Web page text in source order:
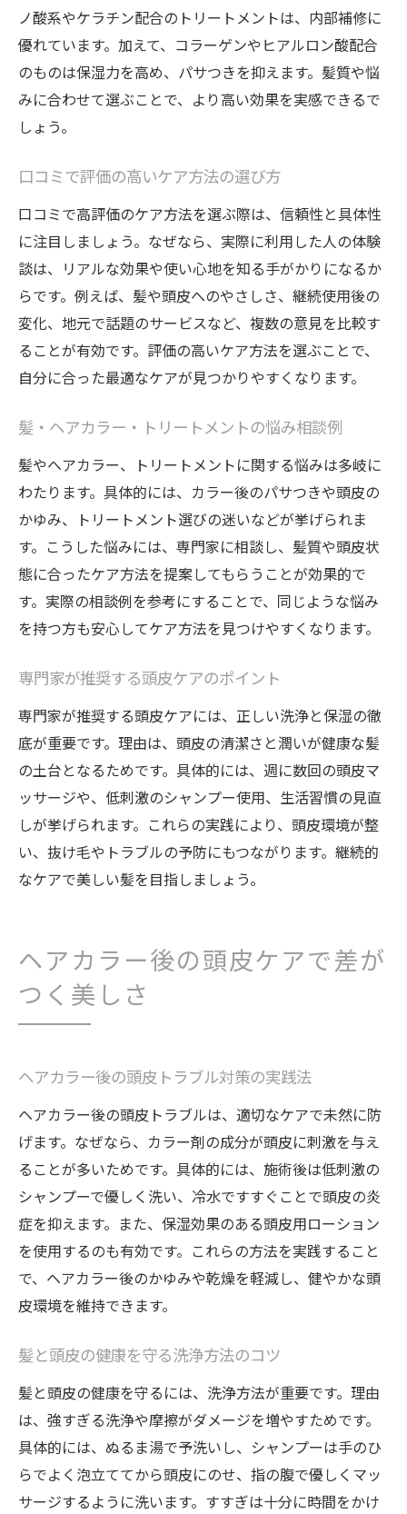
ノ酸系やケラチン配合のトリートメントは、内部補修に
優れています。加えて、コラーゲンやヒアルロン酸配合
のものは保湿力を高め、パサつきを抑えます。髪質や悩
みに合わせて選ぶことで、より高い効果を実感できるで
しょう。
口コミで評価の高いケア方法の選び方
口コミで高評価のケア方法を選ぶ際は、信頼性と具体性
に注目しましょう。なぜなら、実際に利用した人の体験
談は、リアルな効果や使い心地を知る手がかりになるか
らです。例えば、髪や頭皮へのやさしさ、継続使用後の
変化、地元で話題のサービスなど、複数の意見を比較す
ることが有効です。評価の高いケア方法を選ぶことで、
自分に合った最適なケアが見つかりやすくなります。
髪・ヘアカラー・トリートメントの悩み相談例
髪やヘアカラー、トリートメントに関する悩みは多岐に
わたります。具体的には、カラー後のパサつきや頭皮の
かゆみ、トリートメント選びの迷いなどが挙げられま
す。こうした悩みには、専門家に相談し、髪質や頭皮状
態に合ったケア方法を提案してもらうことが効果的で
す。実際の相談例を参考にすることで、同じような悩み
を持つ方も安心してケア方法を見つけやすくなります。
専門家が推奨する頭皮ケアのポイント
専門家が推奨する頭皮ケアには、正しい洗浄と保湿の徹
底が重要です。理由は、頭皮の清潔さと潤いが健康な髪
の土台となるためです。具体的には、週に数回の頭皮マ
ッサージや、低刺激のシャンプー使用、生活習慣の見直
しが挙げられます。これらの実践により、頭皮環境が整
い、抜け毛やトラブルの予防にもつながります。継続的
なケアで美しい髪を目指しましょう。
ヘアカラー後の頭皮ケアで差が
つく美しさ
ヘアカラー後の頭皮トラブル対策の実践法
ヘアカラー後の頭皮トラブルは、適切なケアで未然に防
げます。なぜなら、カラー剤の成分が頭皮に刺激を与え
ることが多いためです。具体的には、施術後は低刺激の
シャンプーで優しく洗い、冷水ですすぐことで頭皮の炎
症を抑えます。また、保湿効果のある頭皮用ローション
を使用するのも有効です。これらの方法を実践すること
で、ヘアカラー後のかゆみや乾燥を軽減し、健やかな頭
皮環境を維持できます。
髪と頭皮の健康を守る洗浄方法のコツ
髪と頭皮の健康を守るには、洗浄方法が重要です。理由
は、強すぎる洗浄や摩擦がダメージを増やすためです。
具体的には、ぬるま湯で予洗いし、シャンプーは手のひ
らでよく泡立ててから頭皮にのせ、指の腹で優しくマッ
サージするように洗います。すすぎは十分に時間をかけ